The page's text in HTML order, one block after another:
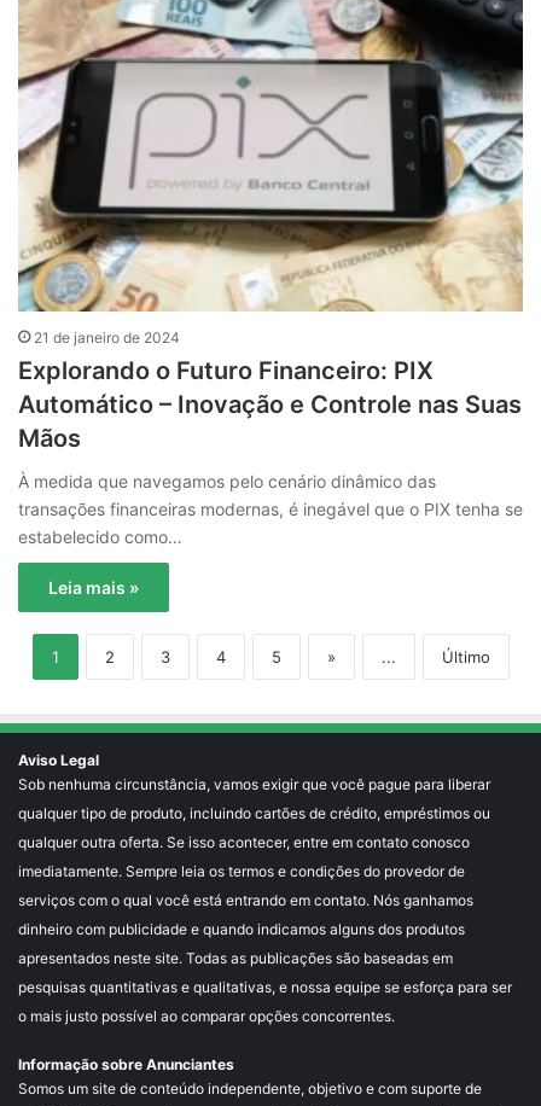
21 de janeiro de 2024
Explorando o Futuro Financeiro: PIX
Automático – Inovação e Controle nas Suas
Mãos
À medida que navegamos pelo cenário dinâmico das
transações financeiras modernas, é inegável que o PIX tenha se
estabelecido como…
Leia mais »
1 2 3 4 5 » ... Último
Aviso Legal
Sob nenhuma circunstância, vamos exigir que você pague para liberar
qualquer tipo de produto, incluindo cartões de crédito, empréstimos ou
qualquer outra oferta. Se isso acontecer, entre em contato conosco
imediatamente. Sempre leia os termos e condições do provedor de
serviços com o qual você está entrando em contato. Nós ganhamos
dinheiro com publicidade e quando indicamos alguns dos produtos
apresentados neste site. Todas as publicações são baseadas em
pesquisas quantitativas e qualitativas, e nossa equipe se esforça para ser
o mais justo possível ao comparar opções concorrentes.
Informação sobre Anunciantes
Somos um site de conteúdo independente, objetivo e com suporte de